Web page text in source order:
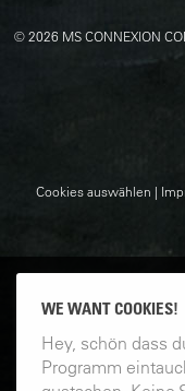
© 2026 MS CONNEXION
Cookies auswählen |
WE WANT COOKIES!
Hey, schön dass
Programm